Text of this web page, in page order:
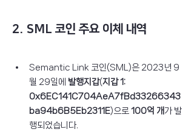
2. SML 코인 주요 이체 내역
Semantic Link 코인(SML)은 2023년 9
월 29일에 발행지갑(지갑 1:
0x6EC141C704AeA7fBd33266343
ba94b6B5Eb2311E)으로 100억 개가 발
행되었습니다.